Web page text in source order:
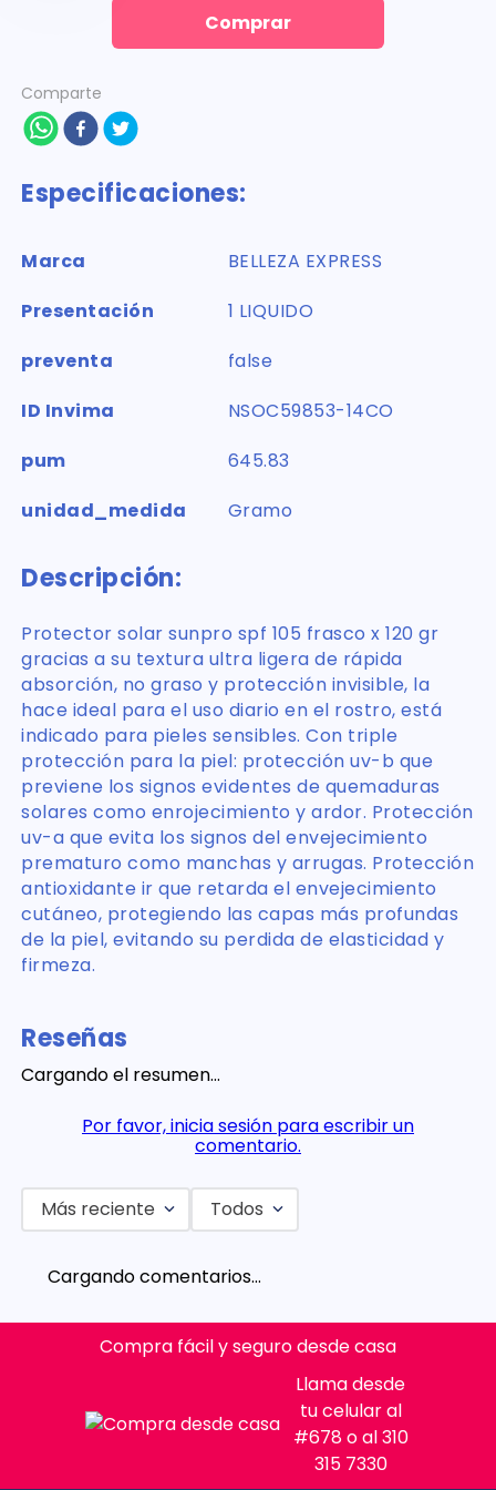
Comprar
Comparte
Especificaciones:
Marca
BELLEZA EXPRESS
Presentación
1 LIQUIDO
preventa
false
ID Invima
NSOC59853-14CO
pum
645.83
unidad_medida
Gramo
Descripción:
Protector solar sunpro spf 105 frasco x 120 gr
gracias a su textura ultra ligera de rápida
absorción, no graso y protección invisible, la
hace ideal para el uso diario en el rostro, está
indicado para pieles sensibles. Con triple
protección para la piel: protección uv-b que
previene los signos evidentes de quemaduras
solares como enrojecimiento y ardor. Protección
uv-a que evita los signos del envejecimiento
prematuro como manchas y arrugas. Protección
antioxidante ir que retarda el envejecimiento
cutáneo, protegiendo las capas más profundas
de la piel, evitando su perdida de elasticidad y
firmeza.
Reseñas
Cargando el resumen…
Por favor, inicia sesión para escribir un
comentario.
Más reciente Todos
Cargando comentarios…
Compra fácil y seguro desde casa
Llama desde
tu celular al
#678 o al 310
315 7330